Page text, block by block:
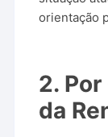
orientação
2.
da